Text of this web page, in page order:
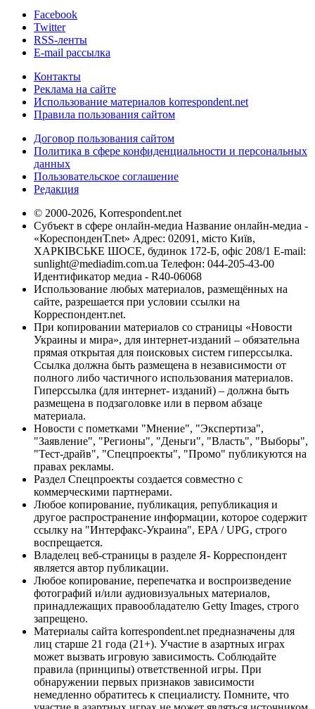
Facebook
Twitter
RSS-ленты
E-mail рассылка
Контакты
Реклама на сайте
Использование материалов korrespondent.net
Правила пользования сайтом
Договор пользования сайтом
Политика в сфере конфиденциальности и персональных
данных
Пользовательское соглашение
Редакция
© 2000-2026, Korrespondent.net
Субъект в сфере онлайн-медиа Название онлайн-медиа -
«КореспонденТ.net» Адрес: 02091, місто Київ,
ХАРКІВСЬКЕ ШОСЕ, будинок 172-Б, офіс 208/1 E-mail:
sunlight@mediadim.com.ua Телефон: 044-205-43-00
Идентификатор медиа - R40-06068
Использование любых материалов, размещённых на
сайте, разрешается при условии ссылки на
Корреспондент.net.
При копировании материалов со страницы «Новости
Украины и мира», для интернет-изданий – обязательна
прямая открытая для поисковых систем гиперссылка.
Ссылка должна быть размещена в независимости от
полного либо частичного использования материалов.
Гиперссылка (для интернет- изданий) – должна быть
размещена в подзаголовке или в первом абзаце
материала.
Новости с пометками "Мнение", "Экспертиза",
"Заявление", "Регионы", "Деньги", "Власть", "Выборы",
"Тест-драйв", "Спецпроекты", "Промо" публикуются на
правах рекламы.
Раздел Спецпроекты создается совместно с
коммерческими партнерами.
Любое копирование, публикация, републикация и
другое распространение информации, которое содержит
ссылку на "Интерфакс-Украина", EPA / UPG, строго
воспрещается.
Владелец веб-страницы в разделе Я- Корреспондент
является автор публикации.
Любое копирование, перепечатка и воспроизведение
фотографий и/или аудиовизуальных материалов,
принадлежащих правообладателю Getty Images, строго
запрещено.
Материалы сайта korrespondent.net предназначены для
лиц старше 21 года (21+). Участие в азартных играх
может вызвать игровую зависимость. Соблюдайте
правила (принципы) ответственной игры. При
обнаружении первых признаков зависимости
немедленно обратитесь к специалисту. Помните, что